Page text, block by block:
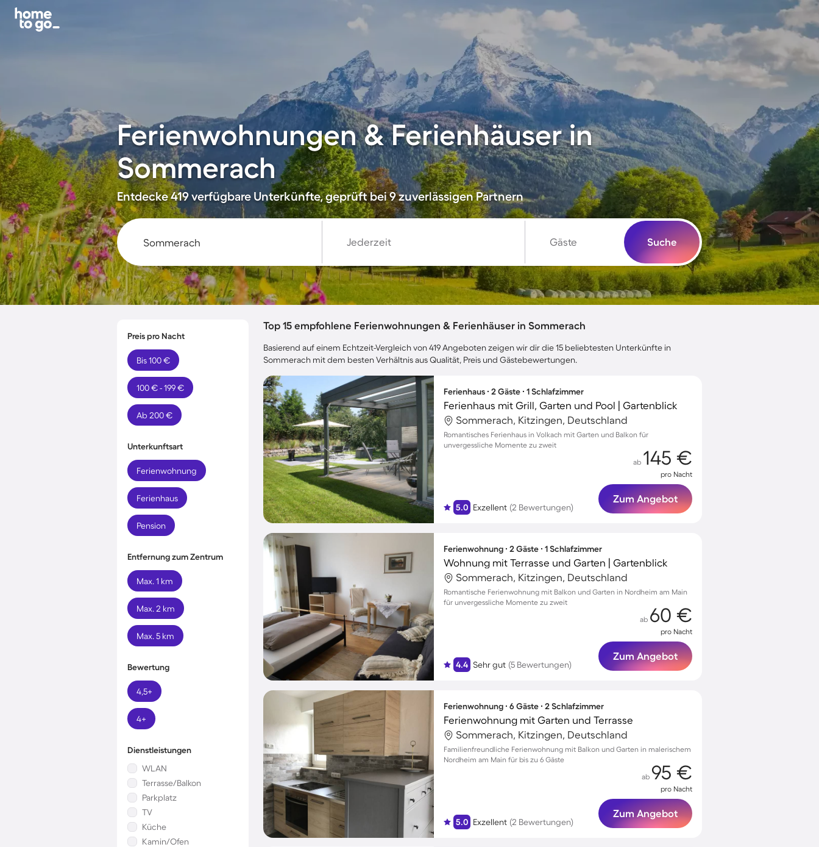
Ferienwohnungen & Ferienhäuser in
Sommerach
Entdecke 419 verfügbare Unterkünfte, geprüft bei 9 zuverlässigen Partnern
Jederzeit Gäste Suche
Preis pro Nacht
Bis 100 €
100 € - 199 €
Ab 200 €
Unterkunftsart
Ferienwohnung
Ferienhaus
Pension
Entfernung zum Zentrum
Max. 1 km
Max. 2 km
Max. 5 km
Bewertung
4,5+
4+
Dienstleistungen
WLAN
Terrasse/Balkon
Parkplatz
TV
Küche
Kamin/Ofen
Top 15 empfohlene Ferienwohnungen & Ferienhäuser in Sommerach
Basierend auf einem Echtzeit-Vergleich von 419 Angeboten zeigen wir dir die 15 beliebtesten Unterkünfte in
Sommerach mit dem besten Verhältnis aus Qualität, Preis und Gästebewertungen.
Ferienhaus ∙ 2 Gäste ∙ 1 Schlafzimmer
Ferienhaus mit Grill, Garten und Pool | Gartenblick
Sommerach, Kitzingen, Deutschland
Romantisches Ferienhaus in Volkach mit Garten und Balkon für
unvergessliche Momente zu zweit
5.0 Exzellent (2 Bewertungen)
ab 145 €
pro Nacht
Zum Angebot
Ferienwohnung ∙ 2 Gäste ∙ 1 Schlafzimmer
Wohnung mit Terrasse und Garten | Gartenblick
Sommerach, Kitzingen, Deutschland
Romantische Ferienwohnung mit Balkon und Garten in Nordheim am Main
für unvergessliche Momente zu zweit
4.4 Sehr gut (5 Bewertungen)
ab 60 €
pro Nacht
Zum Angebot
Ferienwohnung ∙ 6 Gäste ∙ 2 Schlafzimmer
Ferienwohnung mit Garten und Terrasse
Sommerach, Kitzingen, Deutschland
Familienfreundliche Ferienwohnung mit Balkon und Garten in malerischem
Nordheim am Main für bis zu 6 Gäste
5.0 Exzellent (2 Bewertungen)
ab 95 €
pro Nacht
Zum Angebot